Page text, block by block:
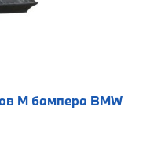
М бампера BMW